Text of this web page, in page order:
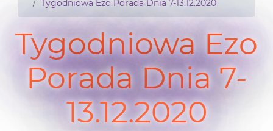
Tygodniowa Ezo Porada Dnia 7-13.12.2020
Tygodniowa Ezo
Porada Dnia 7-
13.12.2020